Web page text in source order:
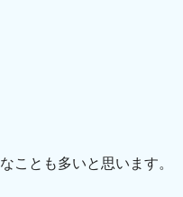
ことも多いと思います。